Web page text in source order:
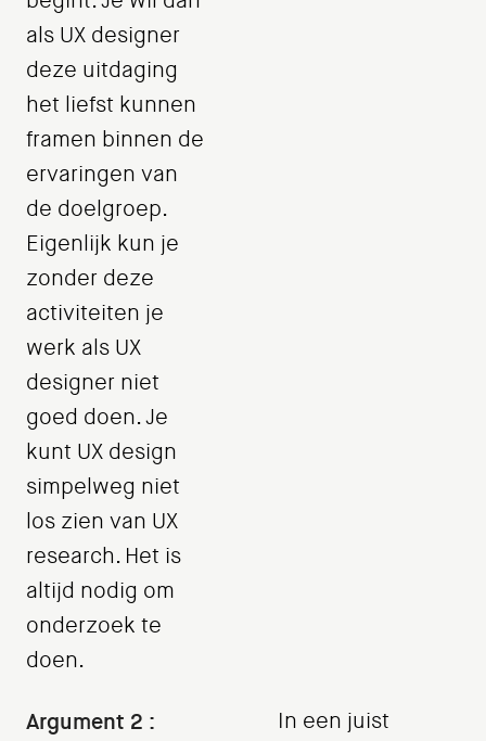
als UX designer
deze uitdaging
het liefst kunnen
framen binnen de
ervaringen van
de doelgroep.
Eigenlijk kun je
zonder deze
activiteiten je
werk als UX
designer niet
goed doen. Je
kunt UX design
simpelweg niet
los zien van UX
research. Het is
altijd nodig om
onderzoek te
doen.
Argument 2 :
In een juist